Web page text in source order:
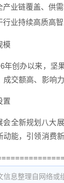
产业链覆盖、供
行业持续高质高
模
年创办以来，坚
成交额高、影响
置
会全新规划八大
能，引领消费新
信息整理自网络或